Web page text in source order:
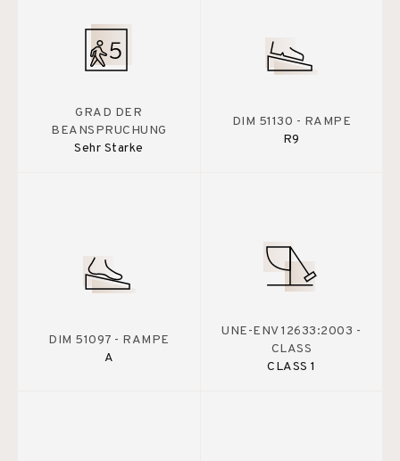
GRAD DER
BEANSPRUCHUNG
Sehr Starke
DIM 51130 - RAMPE
R9
DIM 51097 - RAMPE
A
UNE-ENV 12633:2003 -
CLASS
CLASS 1